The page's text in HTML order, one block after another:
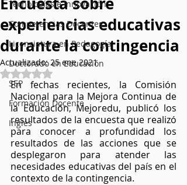
Tecnologías e Innovación
Competencias Docentes
Licenciatura en Pedagogía
Doctorado en Educación
SEP
Formación Docente
Inglés
experiencias educativas
durante la contingencia
Actualizado:25 ene 2021
Obtuvo NaN de 5 estrellas.
En fechas recientes, la Comisión
Nacional para la Mejora Continua de
la Educación, Mejoredu, publicó los
resultados de la encuesta que realizó
para conocer a profundidad los
resultados de las acciones que se
desplegaron para atender las
necesidades educativas del país en el
contexto de la contingencia.